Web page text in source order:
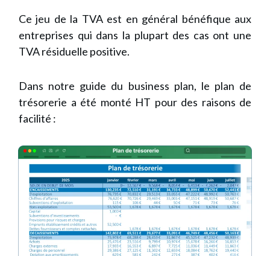
Ce jeu de la TVA est en général bénéfique aux
entreprises qui dans la plupart des cas ont une
TVA résiduelle positive.
Dans notre guide du business plan, le plan de
trésorerie a été monté HT pour des raisons de
facilité :